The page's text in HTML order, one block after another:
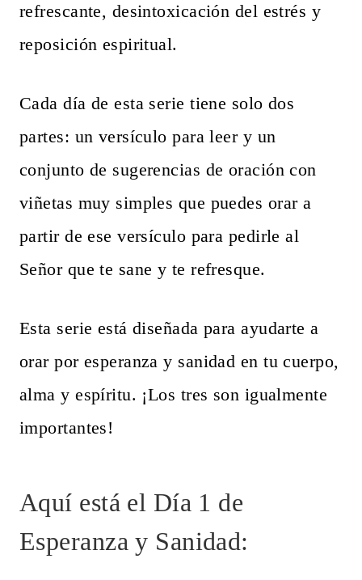
refrescante, desintoxicación del estrés y
reposición espiritual.
Cada día de esta serie tiene solo dos
partes: un versículo para leer y un
conjunto de sugerencias de oración con
viñetas muy simples que puedes orar a
partir de ese versículo para pedirle al
Señor que te sane y te refresque.
Esta serie está diseñada para ayudarte a
orar por esperanza y sanidad en tu cuerpo,
alma y espíritu. ¡Los tres son igualmente
importantes!
Aquí está el Día 1 de
Esperanza y Sanidad: